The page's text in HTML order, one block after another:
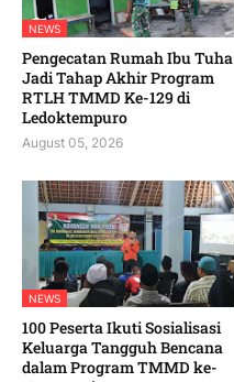
NEWS
Pengecatan Rumah Ibu Tuha
Jadi Tahap Akhir Program
RTLH TMMD Ke-129 di
Ledoktempuro
August 05, 2026
NEWS
100 Peserta Ikuti Sosialisasi
Keluarga Tangguh Bencana
dalam Program TMMD ke-